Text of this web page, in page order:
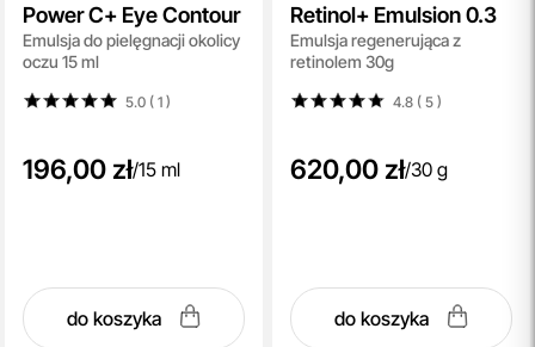
Power C+ Eye Contour
Emulsja do pielęgnacji okolicy
oczu 15 ml
5.0 ( 1)
196,00 zł/15 ml
do koszyka
Retinol+ Emulsion 0.3
Emulsja regenerująca z
retinolem 30g
4.8 ( 5)
620,00 zł/30 g
do koszyka